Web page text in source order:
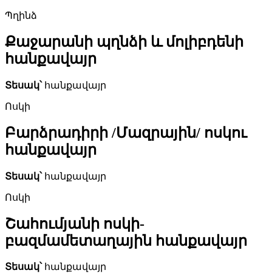
Պղինձ
Քաջարանի պղնձի և մոլիբդենի
հանքավայր
Տեսակ՝հանքավայր
Ոսկի
Բարձրադիրի /Մազրային/ ոսկու
հանքավայր
Տեսակ՝հանքավայր
Ոսկի
Շահումյանի ոսկի-
բազմամետաղային հանքավայր
Տեսակ՝հանքավայր